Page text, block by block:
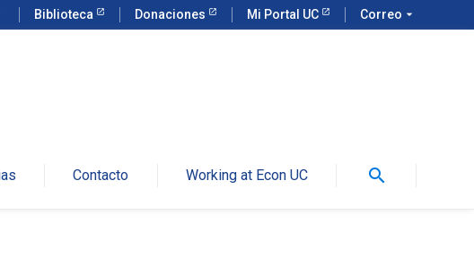
Biblioteca Donaciones Mi Portal UC Correo arrow_drop_down
Contacto Working at Econ UC search